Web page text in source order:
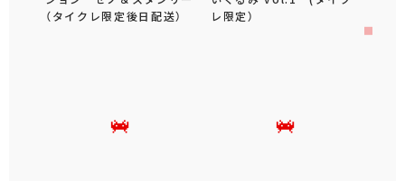
（タイクレ限定後日配送）
レ限定）